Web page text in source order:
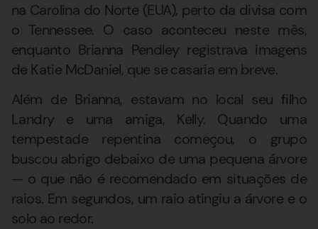
na Carolina do Norte (EUA), perto da divisa com
o Tennessee. O caso aconteceu neste mês,
enquanto Brianna Pendley registrava imagens
de Katie McDaniel, que se casaria em breve.
Além de Brianna, estavam no local seu filho
Landry e uma amiga, Kelly. Quando uma
tempestade repentina começou, o grupo
buscou abrigo debaixo de uma pequena árvore
— o que não é recomendado em situações de
raios. Em segundos, um raio atingiu a árvore e o
solo ao redor.